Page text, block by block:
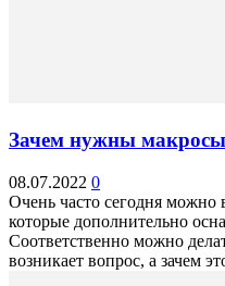
Зачем нужны
08.07.2022 0
Очень часто сегодня
которые дополнительно
Соответственно можно
возникает вопрос, а зачем